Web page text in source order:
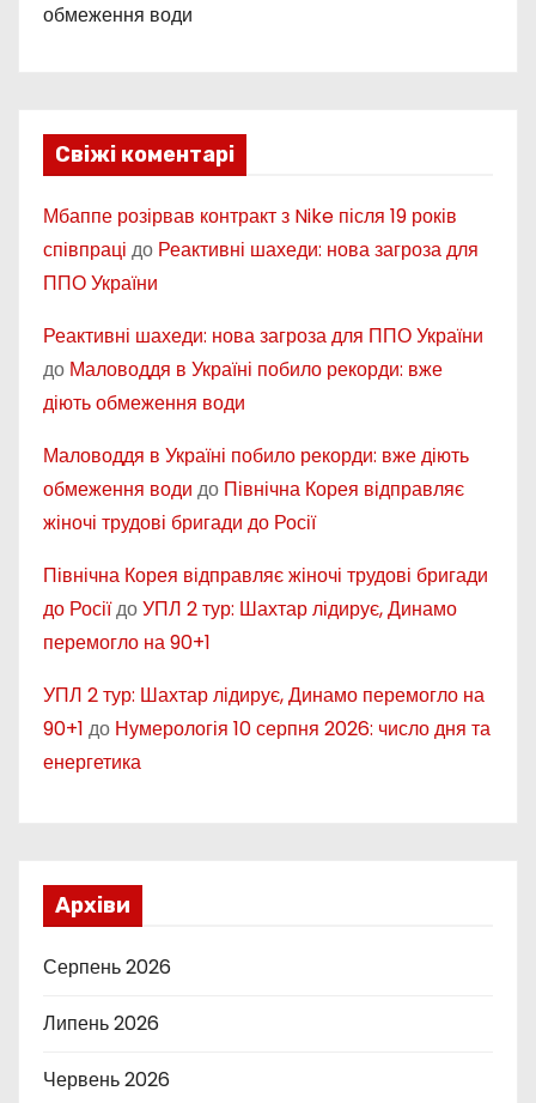
обмеження води
Свіжі коментарі
Мбаппе розірвав контракт з Nike після 19 років
співпраці до Реактивні шахеди: нова загроза для
ППО України
Реактивні шахеди: нова загроза для ППО України
до Маловоддя в Україні побило рекорди: вже
діють обмеження води
Маловоддя в Україні побило рекорди: вже діють
обмеження води до Північна Корея відправляє
жіночі трудові бригади до Росії
Північна Корея відправляє жіночі трудові бригади
до РосіїдоУПЛ 2 тур: Шахтар лідирує, Динамо
перемогло на 90+1
УПЛ 2 тур: Шахтар лідирує, Динамо перемогло на
90+1 до Нумерологія 10 серпня 2026: число дня та
енергетика
Архіви
Серпень 2026
Липень 2026
Червень 2026